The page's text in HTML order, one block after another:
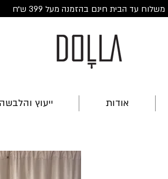
משלוח עד הבית חינם בהזמנה מעל 399 ש״ח
אודות ייעוץ והלבשה